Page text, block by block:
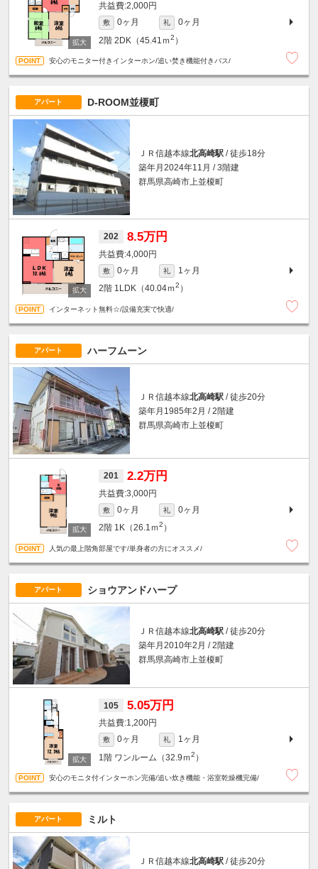
2,000円
敷 0ヶ月 礼
0ヶ月
2階 2DK（45.41ｍ2 ）
安心のモニター付きインターホン/追い焚き機能付きバス/
アパート D-ROOM並榎町
ＪＲ信越本線北高崎駅 / 徒歩18分
築年月2024年11月 / 3階建
群馬県高崎市上並榎町
202 8.5万円
4,000円
敷 0ヶ月 礼
1ヶ月
2階 1LDK（40.04ｍ2 ）
インターネット無料☆/設備充実で快適/
アパート ハーフムーン
ＪＲ信越本線北高崎駅 / 徒歩20分
築年月1985年2月 / 2階建
群馬県高崎市上並榎町
201 2.2万円
3,000円
敷 0ヶ月 礼
0ヶ月
2階 1K（26.1ｍ2 ）
人気の最上階角部屋です/単身者の方にオススメ/
アパート ショウアンドハープ
ＪＲ信越本線北高崎駅 / 徒歩20分
築年月2010年2月 / 2階建
群馬県高崎市上並榎町
105 5.05万円
1,200円
敷 0ヶ月 礼
1ヶ月
1階 ワンルーム（32.9ｍ2 ）
安心のモニタ付インターホン完備/追い炊き機能・浴室乾燥機完備/
アパート ミルト
ＪＲ信越本線北高崎駅 / 徒歩20分